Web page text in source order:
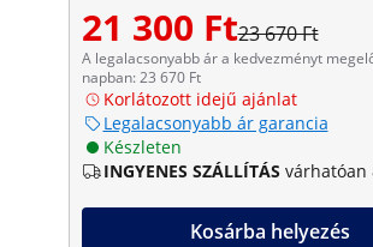
21 300 Ft23 670 Ft
A legalacsonyabb ár a kedvezményt
napban: 23 670 Ft
Korlátozott idejű ajánlat
Legalacsonyabb ár garancia
Készleten
INGYENES SZÁLLÍTÁS várhatóan
Kosárba helyezés